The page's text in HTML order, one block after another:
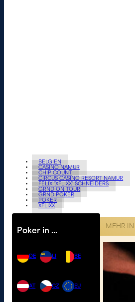
BELGIEN
CASINO NAMUR
CHIP COUNT
CIRCUS CASINO RESORT NAMUR
FELIX "XFLIXX" SCHNEIDERS
GRND ON TOUR
GRND POKER
POKER
XFLIXX
Poker in …
DE
AT
LI
CZ
BE
EU
MEHR IN